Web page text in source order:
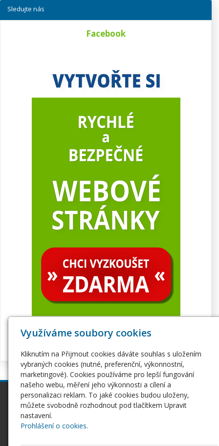
Sledujte nás
Facebook
inPage
Webové stránky
Pro začátečníky
Seznámení s inPage
Webhosting
Hosting
Využíváme soubory cookies
Kliknutím na Přijmout cookies dáváte souhlas s uložením
vybraných cookies (nutné, preferenční, výkonnostní,
marketingové). Cookies používáme pro lepší fungování
našeho webu, měření jeho výkonnosti a cílení a
personalizaci reklam. To jaké cookies budou uloženy,
můžete svobodně rozhodnout pod tlačítkem Upravit
nastavení.
Prohlášení o cookies.